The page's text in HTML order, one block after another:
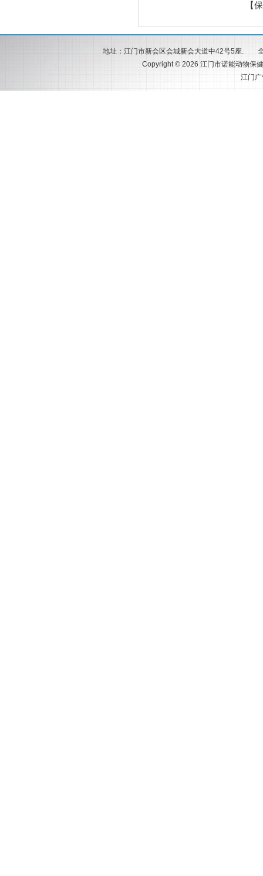
【
地址：江门市新会区会城新会大道中42号5座.
Copyright © 2026 江门市诺能动物保
江门